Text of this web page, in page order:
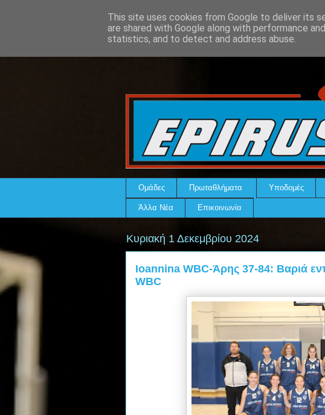
Ομάδες Πρωταθλήματα Υποδομές
Άλλα Νέα Επικοινωνία
Κυριακή 1 Δεκεμβρίου 2024
Ioannina WBC-Άρης 37-84: Βαριά
WBC
This site uses cookies from Google to deliver its
are shared with Google along with performance
statistics, and to detect and address abuse.